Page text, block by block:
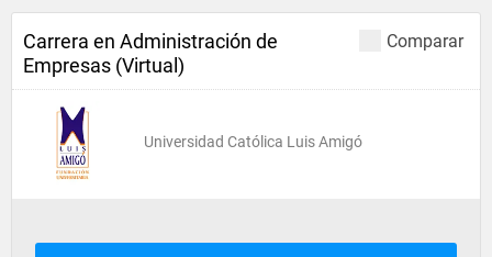
Comparar
Carrera en Administración de
Empresas (Virtual)
Universidad Católica Luis Amigó